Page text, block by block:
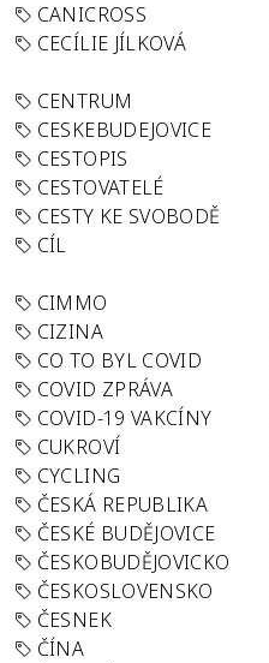
CANICROSS
CECÍLIE JÍLKOVÁ
CENTRUM
CESKEBUDEJOVICE
CESTOPIS
CESTOVATELÉ
CESTY KE SVOBODĚ
CÍL
CIMMO
CIZINA
CO TO BYL COVID
COVID ZPRÁVA
COVID-19 VAKCÍNY
CUKROVÍ
CYCLING
ČESKÁ REPUBLIKA
ČESKÉ BUDĚJOVICE
ČESKOBUDĚJOVICKO
ČESKOSLOVENSKO
ČESNEK
ČÍNA